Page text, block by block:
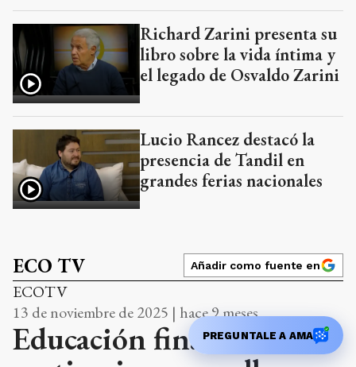
Richard Zarini presenta su
libro sobre la vida íntima y
el legado de Osvaldo Zarini
Lucio Rancez destacó la
presencia de Tandil en
grandes ferias nacionales
ECO TV Añadir como fuente en
ECOTV
13 de noviembre de 2025 | hace 9 meses
Educación financiera: las
PREGUNTALE A AMA